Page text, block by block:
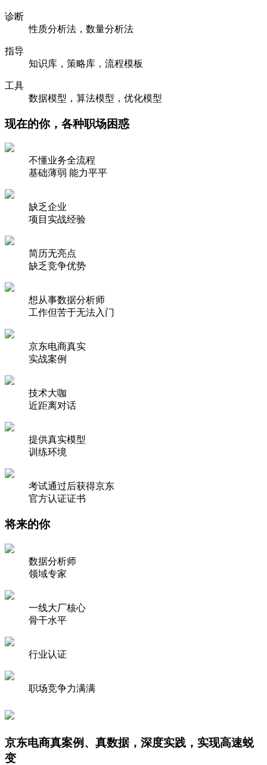
诊断
性质分析法，数量分析法
指导
知识库，策略库，流程模板
工具
数据模型，算法模型，优化模型
现在的你，各种职场困惑
不懂业务全流程
基础薄弱 能力平平
缺乏企业
项目实战经验
简历无亮点
缺乏竞争优势
想从事数据分析师
工作但苦于无法入门
京东电商真实
实战案例
技术大咖
近距离对话
提供真实模型
训练环境
考试通过后获得京东
官方认证证书
将来的你
数据分析师
领域专家
一线大厂核心
骨干水平
行业认证
职场竞争力满满
京东电商真案例、真数据，深度实践，实现高速蜕
变